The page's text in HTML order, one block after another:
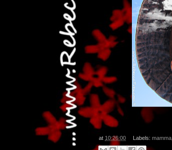
at 10:26:00 Labels: mamma,